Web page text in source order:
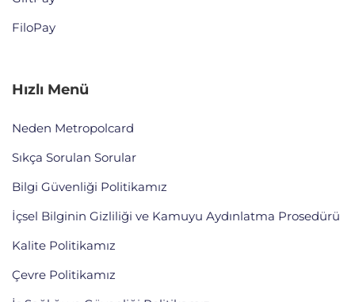
FiloPay
Hızlı Menü
Neden Metropolcard
Sıkça Sorulan Sorular
Bilgi Güvenliği Politikamız
İçsel Bilginin Gizliliği ve Kamuyu Aydınlatma Prosedürü
Kalite Politikamız
Çevre Politikamız